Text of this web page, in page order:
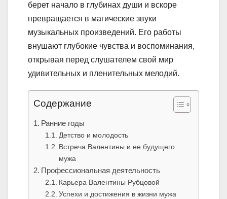
берет начало в глубинах души и вскоре
превращается в магические звуки
музыкальных произведений. Его работы
внушают глубокие чувства и воспоминания,
открывая перед слушателем свой мир
удивительных и пленительных мелодий.
Содержание
Ранние годы
Детство и молодость
Встреча Валентины и ее будущего
мужа
Профессиональная деятельность
Карьера Валентины Рубцовой
Успехи и достижения в жизни мужа